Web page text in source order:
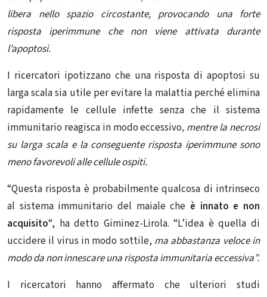
libera nello spazio circostante, provocando una forte
risposta iperimmune che non viene attivata durante
l’apoptosi.
I ricercatori ipotizzano che una risposta di apoptosi su
larga scala sia utile per evitare la malattia perché elimina
rapidamente le cellule infette senza che il sistema
immunitario reagisca in modo eccessivo, mentre la necrosi
su larga scala e la conseguente risposta iperimmune sono
meno favorevoli alle cellule ospiti.
“Questa risposta è probabilmente qualcosa di intrinseco
al sistema immunitario del maiale che è innato e non
acquisito“, ha detto Giminez-Lirola. “L’idea è quella di
uccidere il virus in modo sottile, ma abbastanza veloce in
modo da non innescare una risposta immunitaria eccessiva”.
I ricercatori hanno affermato che ulteriori studi